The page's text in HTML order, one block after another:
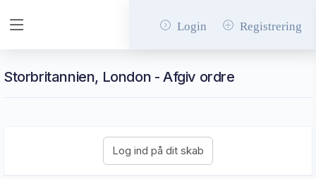
Login Registrering
Storbritannien, London - Afgiv ordre